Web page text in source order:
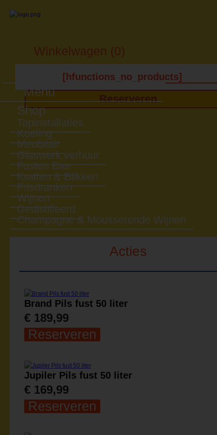
Winkelwagen (0)
[hfunctions_no_products]
Reserveren
Menu
Shop
Tapinstallaties
Koeling
Meubilair
Glaswerk verhuur
Fusten Bier
Kratten & Blikken
Frisdranken
Wijnen
Gedistilleerd
Champagne & Mousserende Wijnen
Acties
Brand Pils fust 50 liter
€ 189,99
Reserveren
Jupiler Pils fust 50 liter
€ 169,99
Reserveren